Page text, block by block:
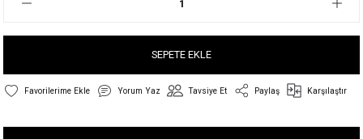
SEPETE EKLE
Yorum Yaz Tavsiye Et Paylaş Karşılaştır